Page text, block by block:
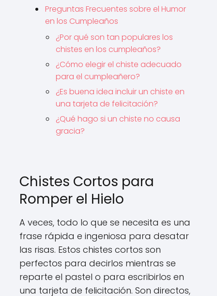
Preguntas Frecuentes sobre el Humor
en los Cumpleaños
¿Por qué son tan populares los
chistes en los cumpleaños?
¿Cómo elegir el chiste adecuado
para el cumpleañero?
¿Es buena idea incluir un chiste en
una tarjeta de felicitación?
¿Qué hago si un chiste no causa
gracia?
Chistes Cortos para
Romper el Hielo
A veces, todo lo que se necesita es una
frase rápida e ingeniosa para desatar
las risas. Estos chistes cortos son
perfectos para decirlos mientras se
reparte el pastel o para escribirlos en
una tarjeta de felicitación. Son directos,